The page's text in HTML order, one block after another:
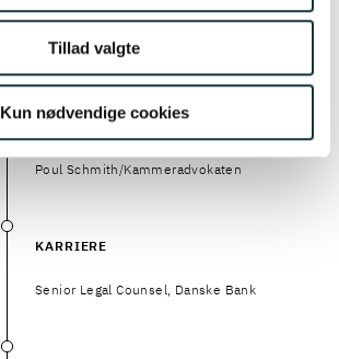
Tillad valgte
Kun nødvendige cookies
Cand.jur., Københavns Universitet
Poul Schmith/Kammeradvokaten
KARRIERE
Senior Legal Counsel, Danske Bank